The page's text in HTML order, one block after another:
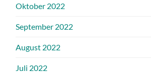
Oktober 2022
September 2022
August 2022
Juli 2022